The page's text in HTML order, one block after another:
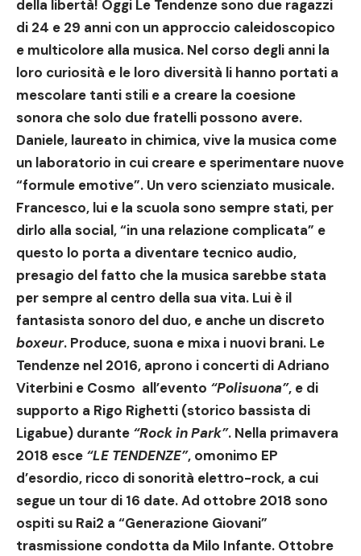
della libertà! Oggi Le Tendenze sono due ragazzi
di 24 e 29 anni con un approccio caleidoscopico
e multicolore alla musica. Nel corso degli anni la
loro curiosità e le loro diversità li hanno portati a
mescolare tanti stili e a creare la coesione
sonora che solo due fratelli possono avere.
Daniele, laureato in chimica, vive la musica come
un laboratorio in cui creare e sperimentare nuove
“formule emotive”. Un vero scienziato musicale.
Francesco, lui e la scuola sono sempre stati, per
dirlo alla social, “in una relazione complicata” e
questo lo porta a diventare tecnico audio,
presagio del fatto che la musica sarebbe stata
per sempre al centro della sua vita. Lui è il
fantasista sonoro del duo, e anche un discreto
boxeur. Produce, suona e mixa i nuovi brani. Le
Tendenze nel 2016, aprono i concerti diAdriano
Viterbini e Cosmo all’evento “Polisuona”, e di
supporto a Rigo Righetti (storico bassista di
Ligabue) durante “Rock in Park”. Nella primavera
2018 esce “LE TENDENZE”, omonimo EP
d’esordio, ricco di sonorità elettro-rock, a cui
segue un tour di 16 date. Ad ottobre 2018 sono
ospiti su Rai2 a “Generazione Giovani”
trasmissione condotta da Milo Infante. Ottobre